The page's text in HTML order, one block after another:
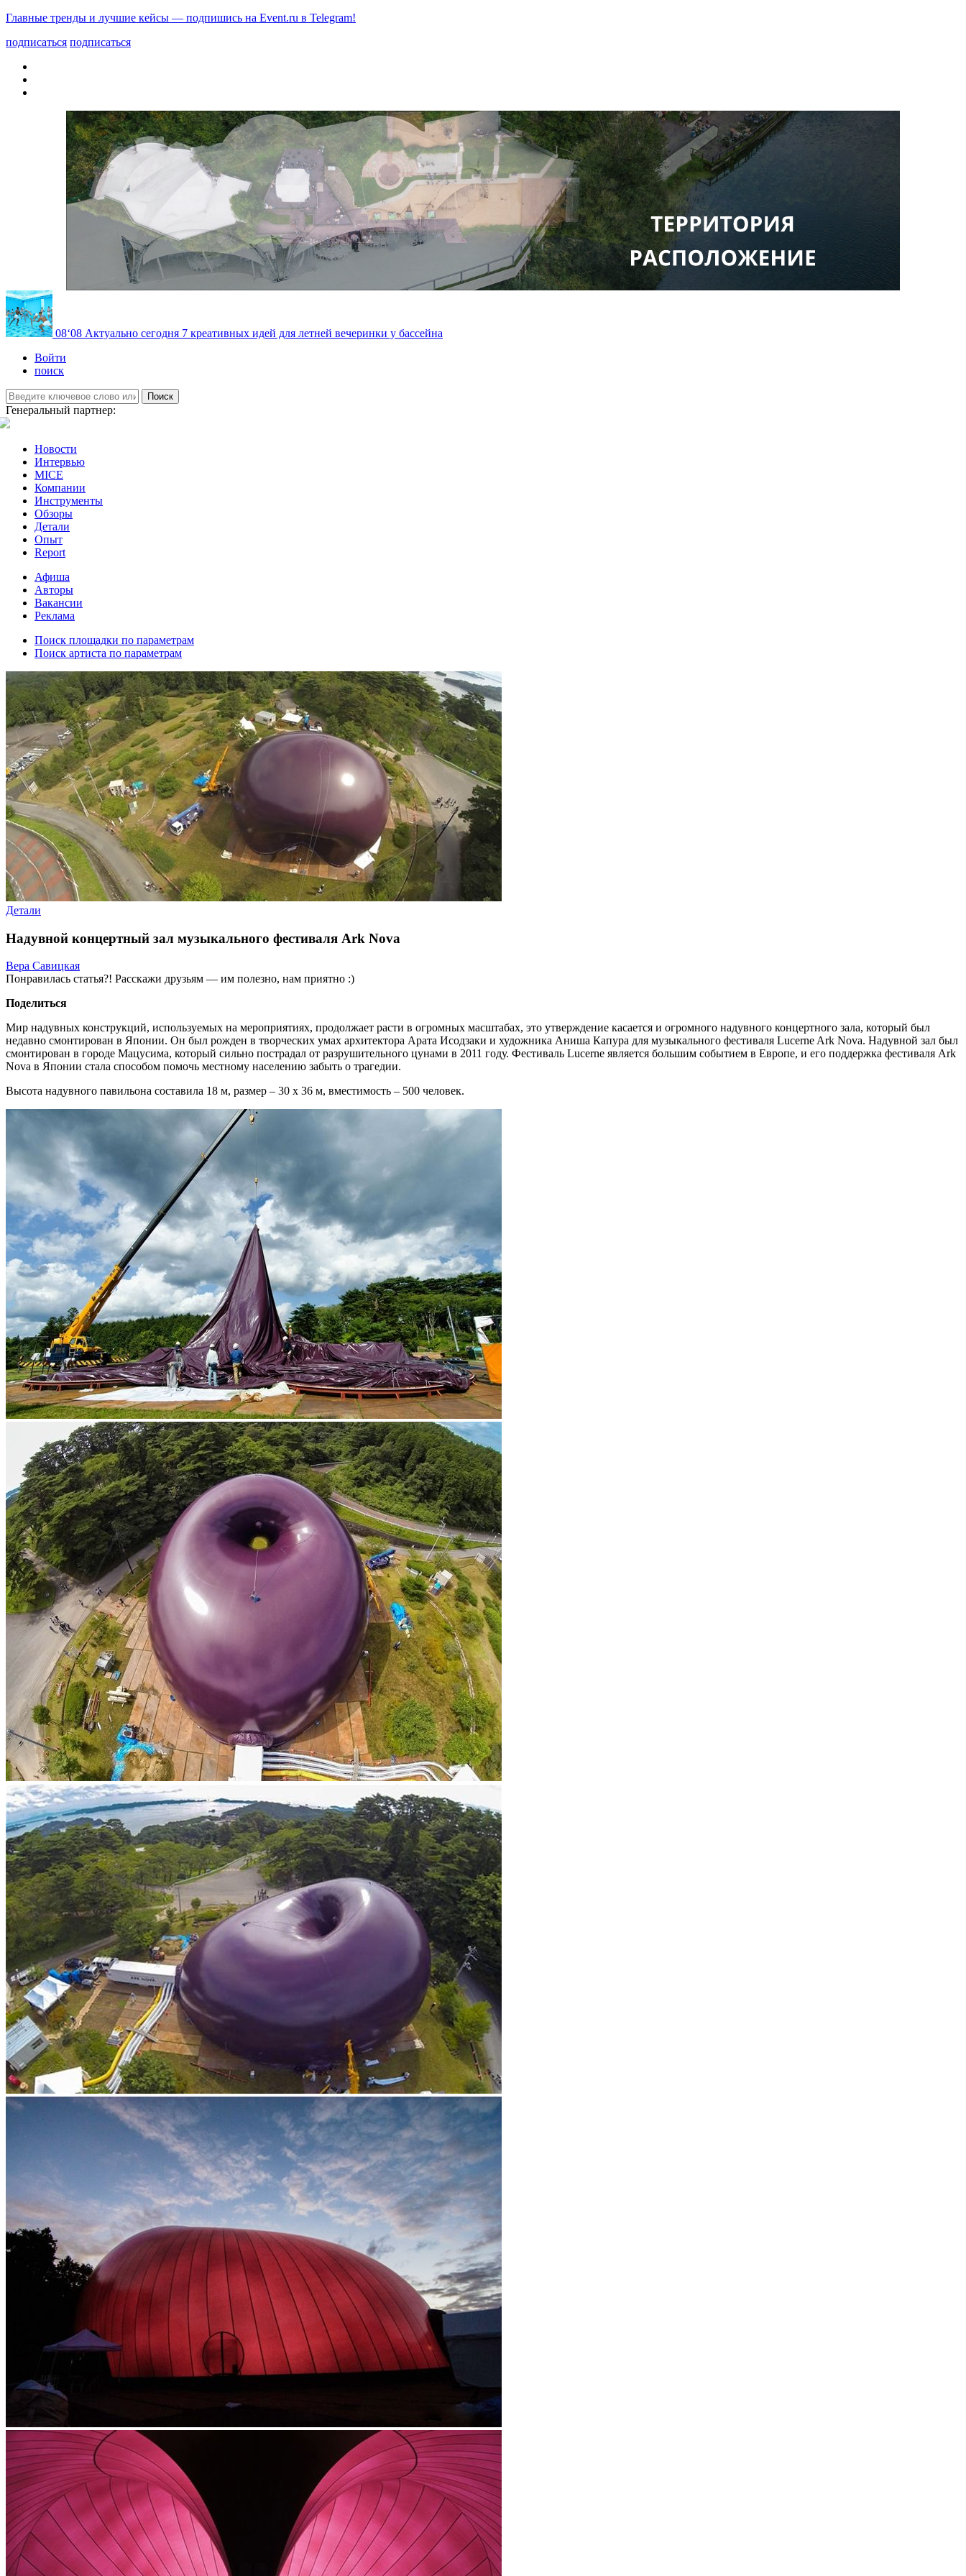
Главные тренды и лучшие кейсы — подпишись на Event.ru в Telegram!
подписаться подписаться
08‘08 Актуально сегодня 7 креативных идей для летней вечеринки у бассейна
Войти
поиск
Поиск
Генеральный партнер:
Новости
Интервью
MICE
Компании
Инструменты
Обзоры
Детали
Опыт
Report
Афиша
Авторы
Вакансии
Реклама
Поиск площадки по параметрам
Поиск артиста по параметрам
Детали
Надувной концертный зал музыкального фестиваля Ark Nova
Вера Савицкая
Понравилась статья?! Расскажи друзьям — им полезно, нам приятно :)
Поделиться
Мир надувных конструкций, используемых на мероприятиях, продолжает расти в огромных масштабах, это утверждение касается и огромного надувного концертного зала, который был
недавно смонтирован в Японии. Он был рожден в творческих умах архитектора Арата Исодзаки и художника Аниша Капура для музыкального фестиваля Lucerne Ark Nova. Надувной зал был
смонтирован в городе Мацусима, который сильно пострадал от разрушительного цунами в 2011 году. Фестиваль Lucerne является большим событием в Европе, и его поддержка фестиваля Ark
Nova в Японии стала способом помочь местному населению забыть о трагедии.
Высота надувного павильона составила 18 м, размер – 30 х 36 м, вместимость – 500 человек.